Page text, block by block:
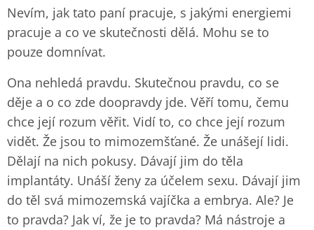
Nevím, jak tato paní pracuje, s jakými energiemi
pracuje a co ve skutečnosti dělá. Mohu se to
pouze domnívat.
Ona nehledá pravdu. Skutečnou pravdu, co se
děje a o co zde doopravdy jde. Věří tomu, čemu
chce její rozum věřit. Vidí to, co chce její rozum
vidět. Že jsou to mimozemšťané. Že unášejí lidi.
Dělají na nich pokusy. Dávají jim do těla
implantáty. Unáší ženy za účelem sexu. Dávají jim
do těl svá mimozemská vajíčka a embrya. Ale? Je
to pravda? Jak ví, že je to pravda? Má nástroje a